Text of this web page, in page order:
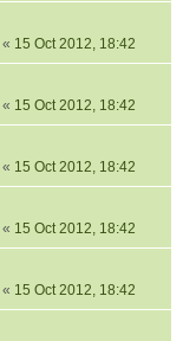
« 15 Oct 2012, 18:42
« 15 Oct 2012, 18:42
« 15 Oct 2012, 18:42
« 15 Oct 2012, 18:42
« 15 Oct 2012, 18:42